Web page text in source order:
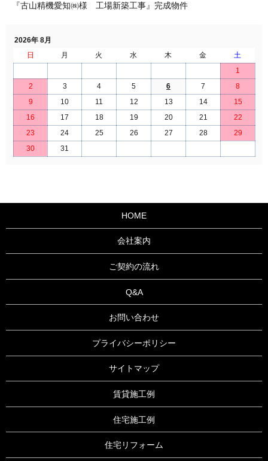
『古山精機愛知㈱様 工場新築工事』完成物件
2026年 8月
日
月 火 水 木 金
土
1
2
3 4 5 6 7
8
9
10 11 12 13 14
15
16
17 18 19 20 21
22
23
24 25 26 27 28
29
30
31
HOME
会社案内
ご契約の流れ
Q&A
お問い合わせ
プライバシーポリシー
サイトマップ
賃貸施工例
住宅施工例
住宅リフォーム